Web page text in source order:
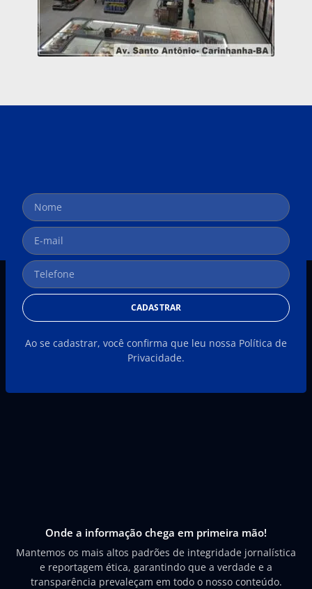
CADASTRAR
Ao se cadastrar, você confirma que leu nossa Política de
Privacidade.
Onde a informação chega em primeira mão!
Mantemos os mais altos padrões de integridade jornalística
e reportagem ética, garantindo que a verdade e a
transparência prevaleçam em todo o nosso conteúdo.